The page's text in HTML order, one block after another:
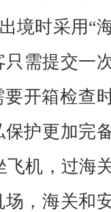
境时采用“
需提交一
开箱检查
护更加完
飞机，过海
，海关和